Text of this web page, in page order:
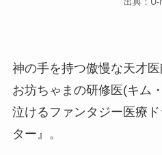
神の手を持つ傲慢な天才医
お坊ちゃまの研修医(キム
泣けるファンタジー医療
ター』。